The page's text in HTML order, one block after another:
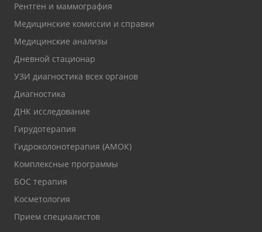
Рентген и маммография
Медицинские комиссии и справки
Медицинские анализы
Дневной стационар
УЗИ диагностика всех органов
Диагностика
ДНК исследование
Гирудотерапия
Гидроколонотерапия (АМОК)
Комплексные программы
БОС терапия
Косметология
Прием специалистов